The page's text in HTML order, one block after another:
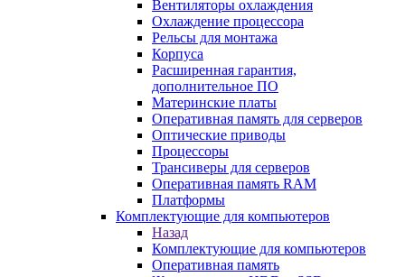
Вентиляторы охлаждения
Охлаждение процессора
Рельсы для монтажа
Корпуса
Расширенная гарантия,
дополнительное ПО
Материнские платы
Оперативная память для серверов
Оптические приводы
Процессоры
Трансиверы для серверов
Оперативная память RAM
Платформы
Комплектующие для компьютеров
Назад
Комплектующие для компьютеров
Оперативная память